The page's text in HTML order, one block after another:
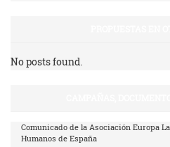
No posts found.
Comunicado de la Asociación Europa
Humanos de España